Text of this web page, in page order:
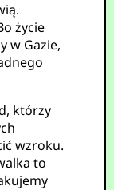
życie
w Gazie,
którzy
wzroku.
to